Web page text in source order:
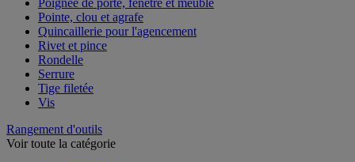
Pointe, clou et agrafe
Quincaillerie pour l'agencement
Rivet et pince
Rondelle
Serrure
Tige filetée
Vis
Rangement d'outils
Voir toute la catégorie